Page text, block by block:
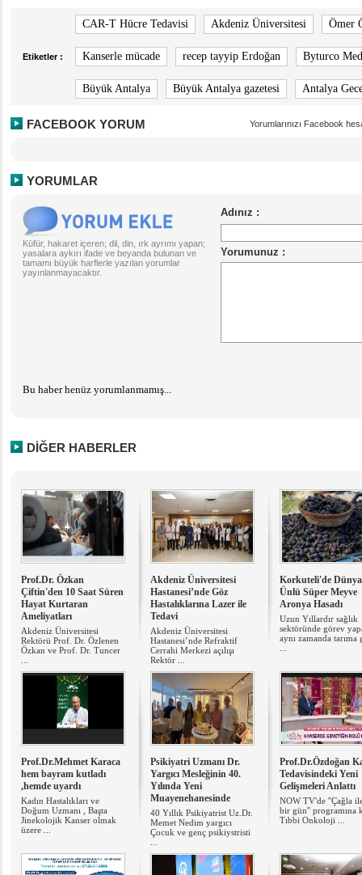
Etiketler :
CAR-T Hücre Tedavisi Akdeniz Üniversitesi Ömer
Kanserle mücade recep tayyip Erdoğan Byturco
Büyük Antalya Büyük Antalya gazetesi Antalya
FACEBOOK YORUM Yorumlarınızı Facebook
YORUMLAR
Küfür, hakaret içeren; dil, din, ırk ayrımı yapan;
yasalara aykırı ifade ve beyanda bulunan ve
tamamı büyük harflerle yazılan yorumlar
yayınlanmayacaktır.
Bu haber henüz yorumlanmamış...
DİĞER HABERLER
Prof.Dr. Özkan
Çiftin'den 10 Saat Süren
Hayat Kurtaran
Ameliyatları
Akdeniz Üniversitesi
Rektörü Prof. Dr. Özlenen
Özkan ve Prof. Dr. Tuncer
Akdeniz Üniversitesi
Hastanesi’nde Göz
Hastalıklarına Lazer ile
Tedavi
Akdeniz Üniversitesi
Hastanesi’nde Refraktif
Cerrahi Merkezi açılışı
Rektör ...
Korkuteli'de
Ünlü Süper Meyve
Aronya Hasadı
Uzun Yıllardır sağlık
sektöründe görev
aynı zamanda tarıma
Prof.Dr.Mehmet Karaca
hem bayram kutladı
,hemde uyardı
Kadın Hastalıkları ve
Doğum Uzmanı , Başta
Jinekolojik Kanser olmak
üzere ...
Psikiyatri Uzmanı Dr.
Yargıcı Mesleğinin 40.
Yılında Yeni
Muayenehanesinde
40 Yıllık Psikiyatrist Uz.Dr.
Memet Nedim yargıcı
Çocuk ve genç psikiystristi
Prof.Dr.Özdoğan
Tedavisindeki Yeni
Gelişmeleri Anlattı
NOW TV'de ''Çağla
bir gün'' programına
Tıbbi Onkoloji ...